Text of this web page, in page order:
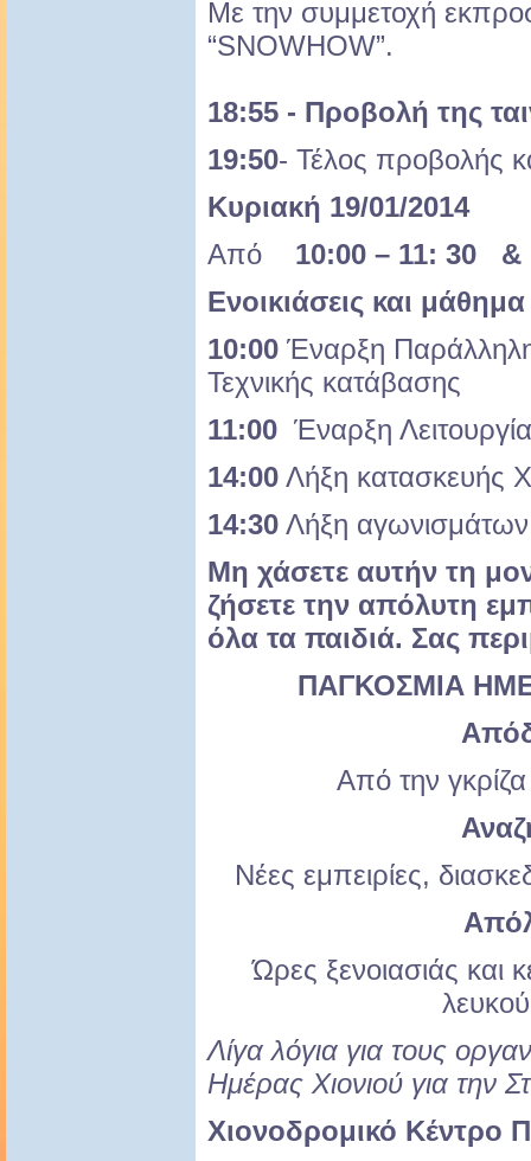
Με την συμμετοχή
“SNOWHOW”.
18:55 - Προβολή της
19:50- Τέλος προβολής
Κυριακή 19/01/2014
Από 10:00 – 11: 30
Ενοικιάσεις και
10:00 Έναρξη
Τεχνικής κατάβασης
11:00 Έναρξη
14:00 Λήξη κατασκευής
14:30 Λήξη
Μη χάσετε αυτήν τη
ζήσετε την απόλυτη
όλα τα παιδιά. Σας
ΠΑΓΚΟΣΜΙΑ
Από την
Νέες εμπειρίες,
Ώρες ξενοιασιάς και
Λίγα λόγια για τους
Ημέρας Χιονιού για την
Χιονοδρομικό Κέντρο